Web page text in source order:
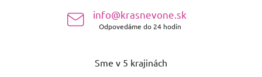
info@krasnevone.sk
Odpovedáme do 24 hodín
Sme v 5 krajinách